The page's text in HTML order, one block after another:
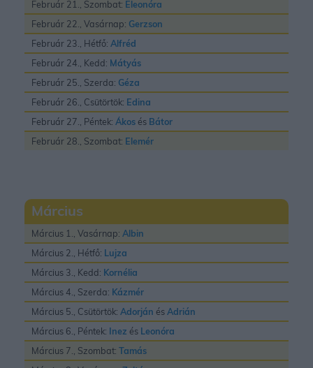
Február 21., Szombat: Eleonóra
Február 22., Vasárnap: Gerzson
Február 23., Hétfő: Alfréd
Február 24., Kedd: Mátyás
Február 25., Szerda: Géza
Február 26., Csütörtök: Edina
Február 27., Péntek: Ákos és Bátor
Február 28., Szombat: Elemér
Március
Március 1., Vasárnap: Albin
Március 2., Hétfő: Lujza
Március 3., Kedd: Kornélia
Március 4., Szerda: Kázmér
Március 5., Csütörtök: Adorján ésAdrián
Március 6., Péntek: Inez és Leonóra
Március 7., Szombat: Tamás